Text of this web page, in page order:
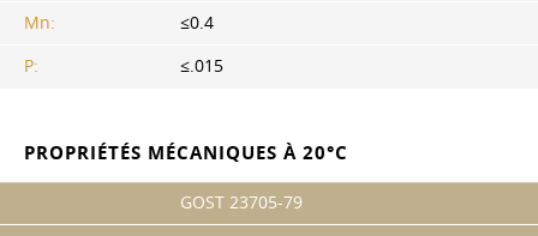
Mn:
≤0.4
P:
≤.015
PROPRIÉTÉS MÉCANIQUES À 20°C
GOST 23705-79